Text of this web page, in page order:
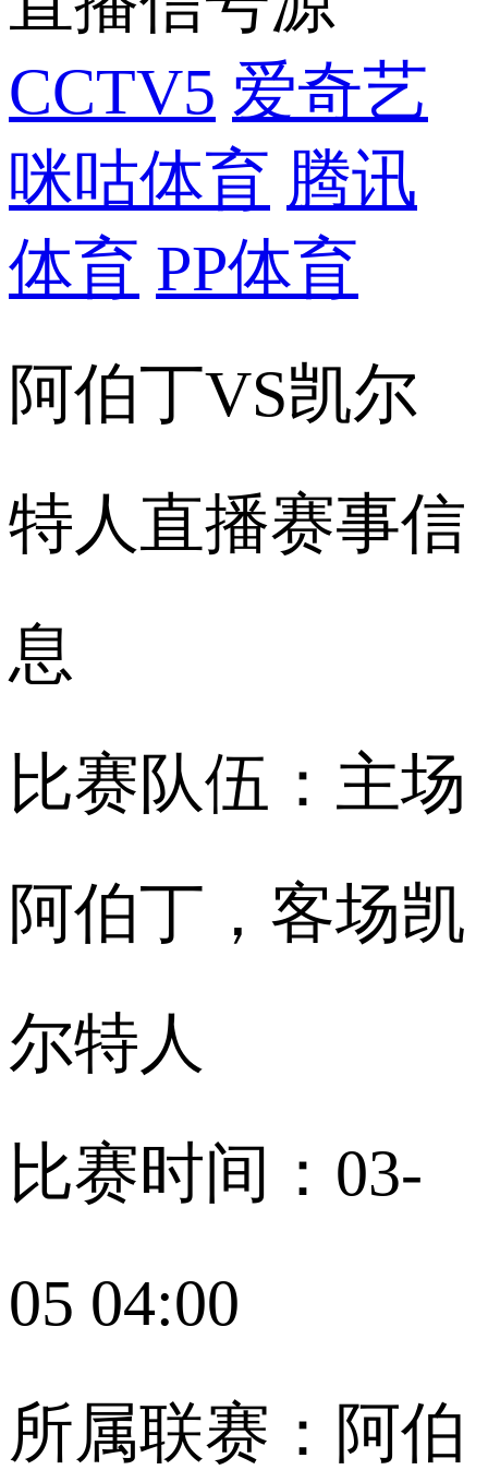
CCTV5 爱奇艺
咪咕体育 腾讯
体育 PP体育
阿伯丁VS凯尔
特人直播赛事信
息
比赛队伍：主场
阿伯丁，客场凯
尔特人
比赛时间：03-
05 04:00
所属联赛：阿伯